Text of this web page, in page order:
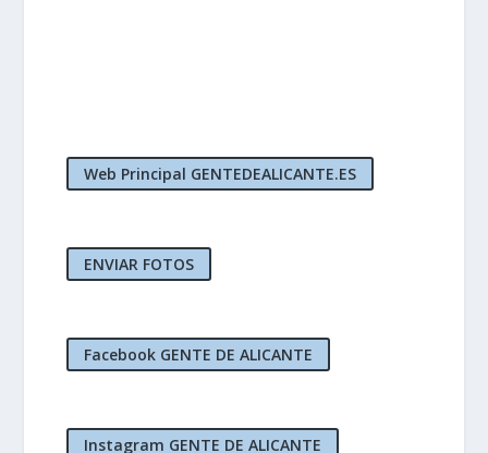
Web Principal GENTEDEALICANTE.ES
ENVIAR FOTOS
Facebook GENTE DE ALICANTE
Instagram GENTE DE ALICANTE